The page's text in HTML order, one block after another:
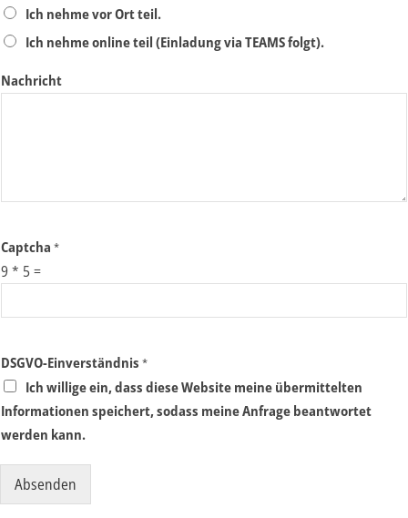
Ich nehme vor Ort teil.
Ich nehme online teil (Einladung via TEAMS folgt).
Nachricht
Captcha *
9* 5=
DSGVO-Einverständnis *
Ich willige ein, dass diese Website meine übermittelten
Informationen speichert, sodass meine Anfrage beantwortet
werden kann.
Absenden